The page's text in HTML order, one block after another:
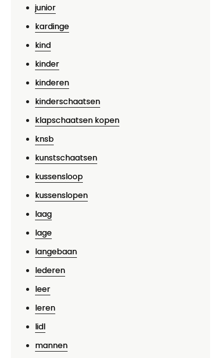
junior
kardinge
kind
kinder
kinderen
kinderschaatsen
klapschaatsen kopen
knsb
kunstschaatsen
kussensloop
kussenslopen
laag
lage
langebaan
lederen
leer
leren
lidl
mannen